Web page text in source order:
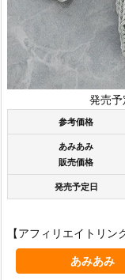
発売予
参考価格
あみあみ
販売価格
発売予定日
【アフィリエイトリ
あみあみ